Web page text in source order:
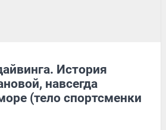
История
навсегда
(тело спортсменки